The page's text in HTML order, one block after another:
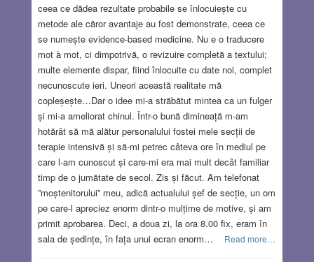
ceea ce dădea rezultate probabile se înlocuiește cu
metode ale căror avantaje au fost demonstrate, ceea ce
se numește evidence-based medicine. Nu e o traducere
mot à mot, ci dimpotrivă, o revizuire completă a textului;
multe elemente dispar, fiind înlocuite cu date noi, complet
necunoscute ieri. Uneori această realitate mă
copleșește…Dar o idee mi-a străbătut mintea ca un fulger
și mi-a ameliorat chinul. Într-o bună dimineață m-am
hotărât să mă alătur personalului fostei mele secții de
terapie intensivă și să-mi petrec câteva ore în mediul pe
care l-am cunoscut și care-mi era mai mult decât familiar
timp de o jumătate de secol. Zis și făcut. Am telefonat
”moștenitorului” meu, adică actualului șef de secție, un om
pe care-l apreciez enorm dintr-o mulțime de motive, și am
primit aprobarea. Deci, a doua zi, la ora 8.00 fix, eram în
sala de ședințe, în fața unui ecran enorm…
Read more…